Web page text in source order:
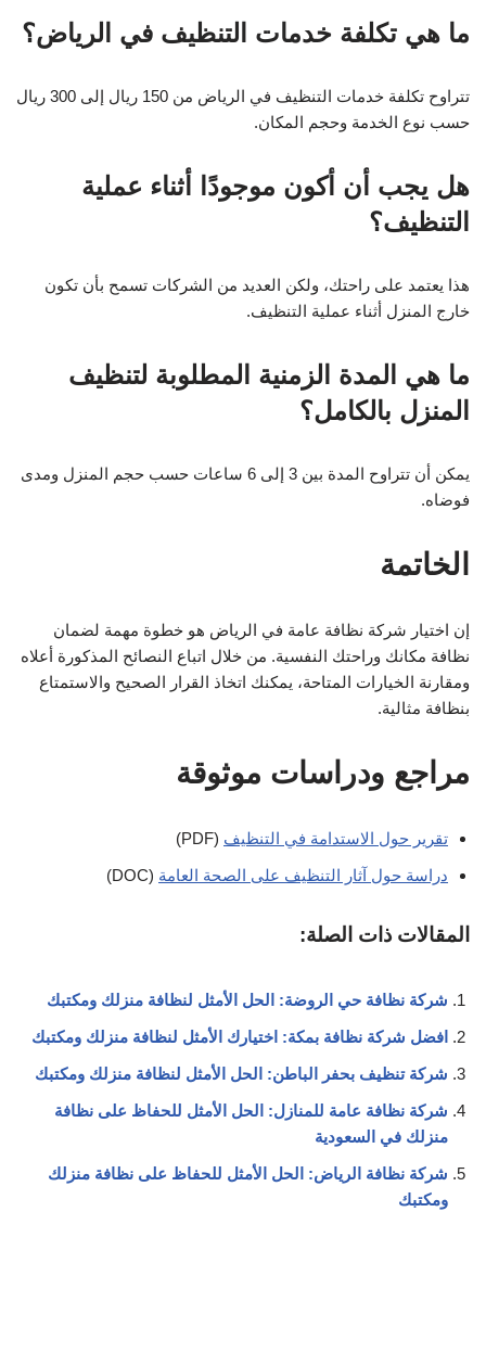
ما هي تكلفة خدمات التنظيف في الرياض؟
تتراوح تكلفة خدمات التنظيف في الرياض من 150 ريال إلى 300 ريال
حسب نوع الخدمة وحجم المكان.
هل يجب أن أكون موجودًا أثناء عملية
التنظيف؟
هذا يعتمد على راحتك، ولكن العديد من الشركات تسمح بأن تكون
خارج المنزل أثناء عملية التنظيف.
ما هي المدة الزمنية المطلوبة لتنظيف
المنزل بالكامل؟
يمكن أن تتراوح المدة بين 3 إلى 6 ساعات حسب حجم المنزل ومدى
فوضاه.
الخاتمة
إن اختيار شركة نظافة عامة في الرياض هو خطوة مهمة لضمان
نظافة مكانك وراحتك النفسية. من خلال اتباع النصائح المذكورة أعلاه
ومقارنة الخيارات المتاحة، يمكنك اتخاذ القرار الصحيح والاستمتاع
بنظافة مثالية.
مراجع ودراسات موثوقة
تقرير حول الاستدامة في التنظيف (PDF)
دراسة حول آثار التنظيف على الصحة العامة (DOC)
المقالات ذات الصلة:
شركة نظافة حي الروضة: الحل الأمثل لنظافة منزلك ومكتبك
افضل شركة نظافة بمكة: اختيارك الأمثل لنظافة منزلك ومكتبك
شركة تنظيف بحفر الباطن: الحل الأمثل لنظافة منزلك ومكتبك
شركة نظافة عامة للمنازل: الحل الأمثل للحفاظ على نظافة
منزلك في السعودية
شركة نظافة الرياض: الحل الأمثل للحفاظ على نظافة منزلك
ومكتبك